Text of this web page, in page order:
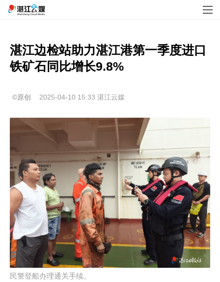
湛江边检站助力湛江港第一季度进口
铁矿石同比增长9.8%
©原创 2025-04-10 15:33 湛江云媒
民警登船办理通关手续。